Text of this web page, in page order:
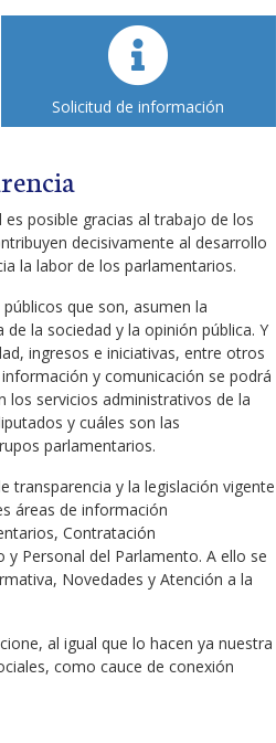
Solicitud de información
posible gracias al trabajo de los
decisivamente al desarrollo
la labor de los parlamentarios.
que son, asumen la
la sociedad y la opinión pública. Y
ingresos e iniciativas, entre otros
y comunicación se podrá
servicios administrativos de la
y cuáles son las
parlamentarios.
transparencia y la legislación vigente
áreas de información
Contratación
Personal del Parlamento. A ello se
Novedades y Atención a la
al igual que lo hacen ya nuestra
como cauce de conexión